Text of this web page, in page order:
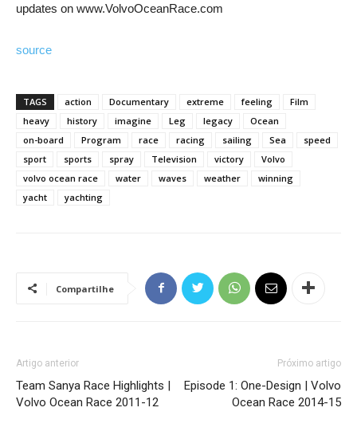
updates on www.VolvoOceanRace.com
source
TAGS action Documentary extreme feeling
Film
heavy
history imagine Leg legacy
Ocean
on-board
Program race racing sailing Sea
speed
sport
sports spray Television victory
Volvo
volvo ocean race
water waves weather
winning
yacht
yachting
Compartilhe
Artigo anterior
Team Sanya Race Highlights |
Volvo Ocean Race 2011-12
Próximo artigo
Episode 1: One-Design | Volvo
Ocean Race 2014-15